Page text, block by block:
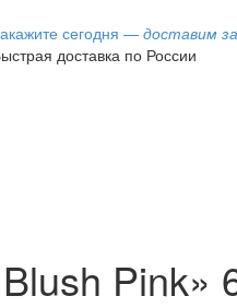
сегодня — доставим
доставка по России
Pink»